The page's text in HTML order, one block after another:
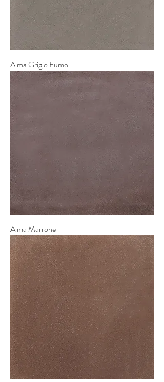
Alma Grigio Fumo
Alma Marrone